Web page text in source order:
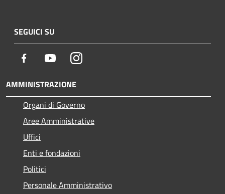
SEGUICI SU
Facebook YoutubeInstagram
AMMINISTRAZIONE
Organi di Governo
Aree Amministrative
Uffici
Enti e fondazioni
Politici
Personale Amministrativo